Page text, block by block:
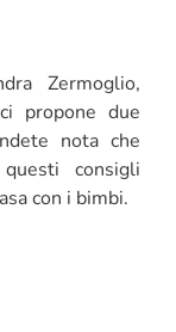
Zermoglio,
propone due
nota che
consigli
con i bimbi.